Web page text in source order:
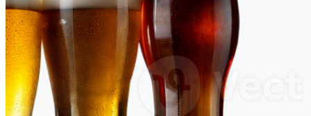
Vidéos
Motion graphics
Images Éditoriales
Événements Éditoriaux